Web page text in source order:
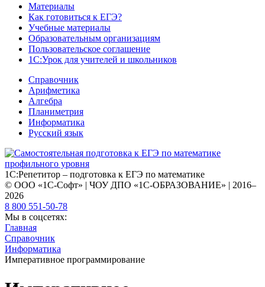
Материалы
Как готовиться к ЕГЭ?
Учебные материалы
Образовательным организациям
Пользовательское соглашение
1С:Урок для учителей и школьников
Справочник
Арифметика
Алгебра
Планиметрия
Информатика
Русский язык
1С:Репетитор – подготовка к ЕГЭ по математике
© ООО «1С-Софт» | ЧОУ ДПО «1С-ОБРАЗОВАНИЕ» | 2016–
2026
8 800 551-50-78
Мы в соцсетях:
Главная
Справочник
Информатика
Императивное программирование